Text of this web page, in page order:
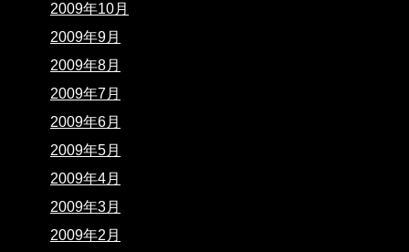
2009年10月
2009年9月
2009年8月
2009年7月
2009年6月
2009年5月
2009年4月
2009年3月
2009年2月